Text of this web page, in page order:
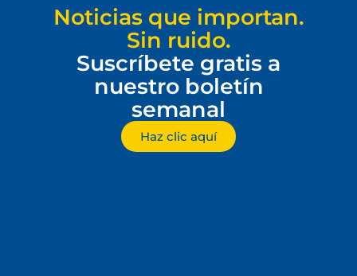
Noticias que importan.
Sin ruido.
Suscríbete gratis a
nuestro boletín
semanal
Haz clic aquí